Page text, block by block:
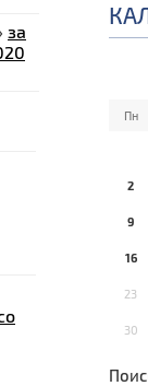
за
Пн
2
9
16
23
30